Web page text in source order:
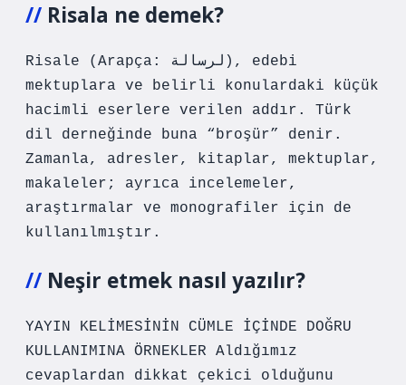
Risala ne demek?
Risale (Arapça: لرسالة), edebi
mektuplara ve belirli konulardaki küçük
hacimli eserlere verilen addır. Türk
dil derneğinde buna “broşür” denir.
Zamanla, adresler, kitaplar, mektuplar,
makaleler; ayrıca incelemeler,
araştırmalar ve monografiler için de
kullanılmıştır.
Neşir etmek nasıl yazılır?
YAYIN KELİMESİNİN CÜMLE İÇİNDE DOĞRU
KULLANIMINA ÖRNEKLER Aldığımız
cevaplardan dikkat çekici olduğunu